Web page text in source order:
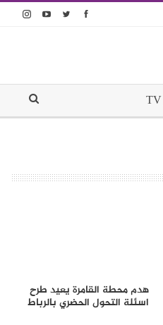
هدم محطة القامرة يعيد طرح
اسئلة التحول الحضري بالرباط